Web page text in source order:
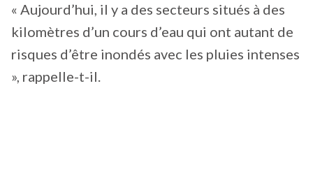
« Aujourd’hui, il y a des secteurs situés à des
kilomètres d’un cours d’eau qui ont autant de
risques d’être inondés avec les pluies intenses
», rappelle-t-il.